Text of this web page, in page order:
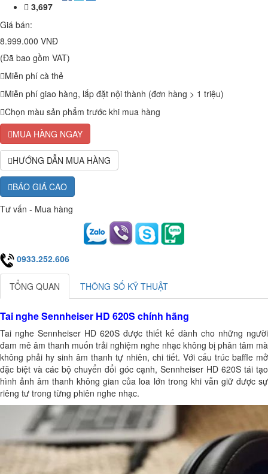
3,697
Giá bán:
8.999.000 VNĐ
(Đã bao gồm VAT)
Miễn phí cà thẻ
Miễn phí giao hàng, lắp đặt nội thành (đơn hàng > 1 triệu)
Chọn màu sản phẩm trước khi mua hàng
MUA HÀNG NGAY
HƯỚNG DẪN MUA HÀNG
BÁO GIÁ CAO
Tư vấn - Mua hàng
0933.252.606
TỔNG QUAN THÔNG SỐ KỸ THUẬT
Tai nghe Sennheiser HD 620S chính hãng
Tai nghe Sennheiser HD 620S được thiết kế dành cho những người
đam mê âm thanh muốn trải nghiệm nghe nhạc không bị phân tâm mà
không phải hy sinh âm thanh tự nhiên, chi tiết. Với cấu trúc baffle mở
đặc biệt và các bộ chuyển đổi góc cạnh, Sennheiser HD 620S tái tạo
hình ảnh âm thanh không gian của loa lớn trong khi vẫn giữ được sự
riêng tư trong từng phiên nghe nhạc.